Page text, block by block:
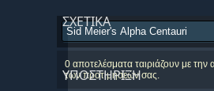
ΣΧΕΤΙΚΆ
ΥΠΟΣΤΗΡΙΞΗ
0 αποτελέσματα ταιριάζουν με
των προτιμήσεών σας.